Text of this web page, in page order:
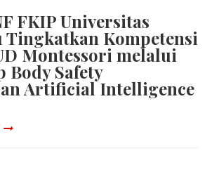
FKIP Universitas
Tingkatkan Kompetensi
Montessori melalui
Body Safety
Artificial Intelligence